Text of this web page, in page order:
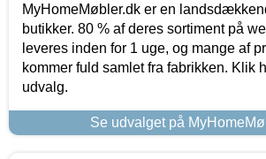
MyHomeMøbler.dk er en
butikker. 80 % af deres sortiment på
leveres inden for 1 uge, og mange af
kommer fuld samlet fra fabrikken. Klik
udvalg.
Se udvalget på